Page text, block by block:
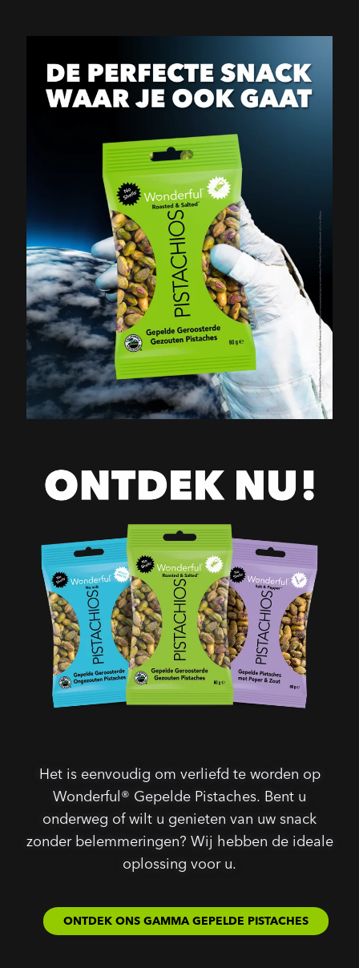
Het is eenvoudig om verliefd te worden op
Wonderful® Gepelde Pistaches. Bent u
onderweg of wilt u genieten van uw snack
zonder belemmeringen? Wij hebben de ideale
oplossing voor u.
ONTDEK ONS GAMMA GEPELDE PISTACHES